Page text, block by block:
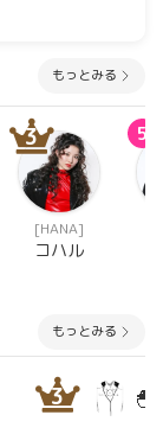
もっとみる
3
[HANA]
コハル
5
もっとみる
3